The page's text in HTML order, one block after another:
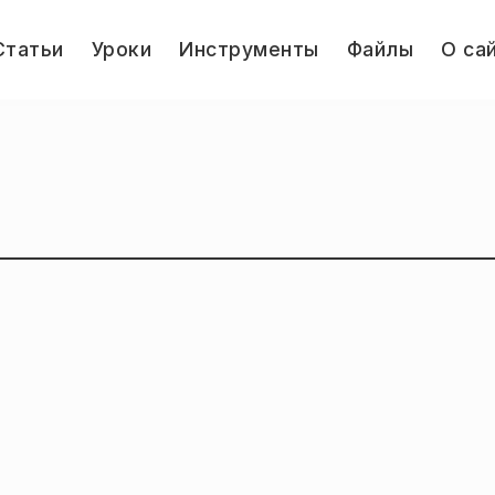
Уроки Инструменты Файлы О